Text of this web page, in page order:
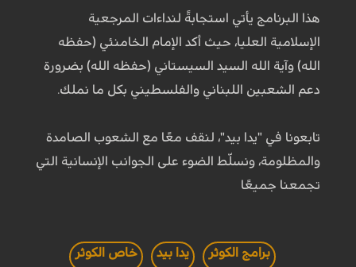
هذا البرنامج يأتي استجابةً لنداءات المرجعية
الإسلامية العليا، حيث أكد الإمام الخامنئي (حفظه
الله) وآية الله السيد السيستاني (حفظه الله) بضرورة
دعم الشعبين اللبناني والفلسطيني بكل ما نملك.
تابعونا في "يدا بيد"، لنقف معًا مع الشعوب الصامدة
والمظلومة، ونسلّط الضوء على الجوانب الإنسانية التي
تجمعنا جميعًا
برامج الكوثر يدا بيد خاص الكوثر